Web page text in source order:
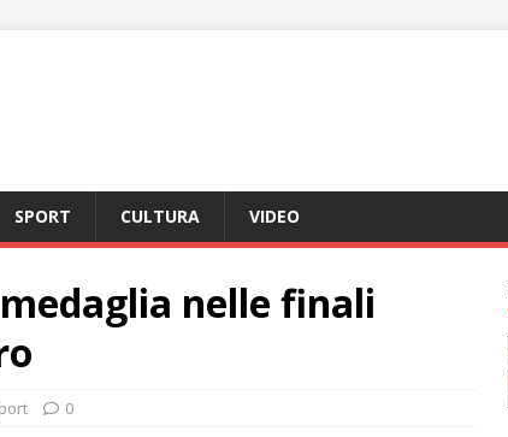
SPORT CULTURA VIDEO
nelle finali
0